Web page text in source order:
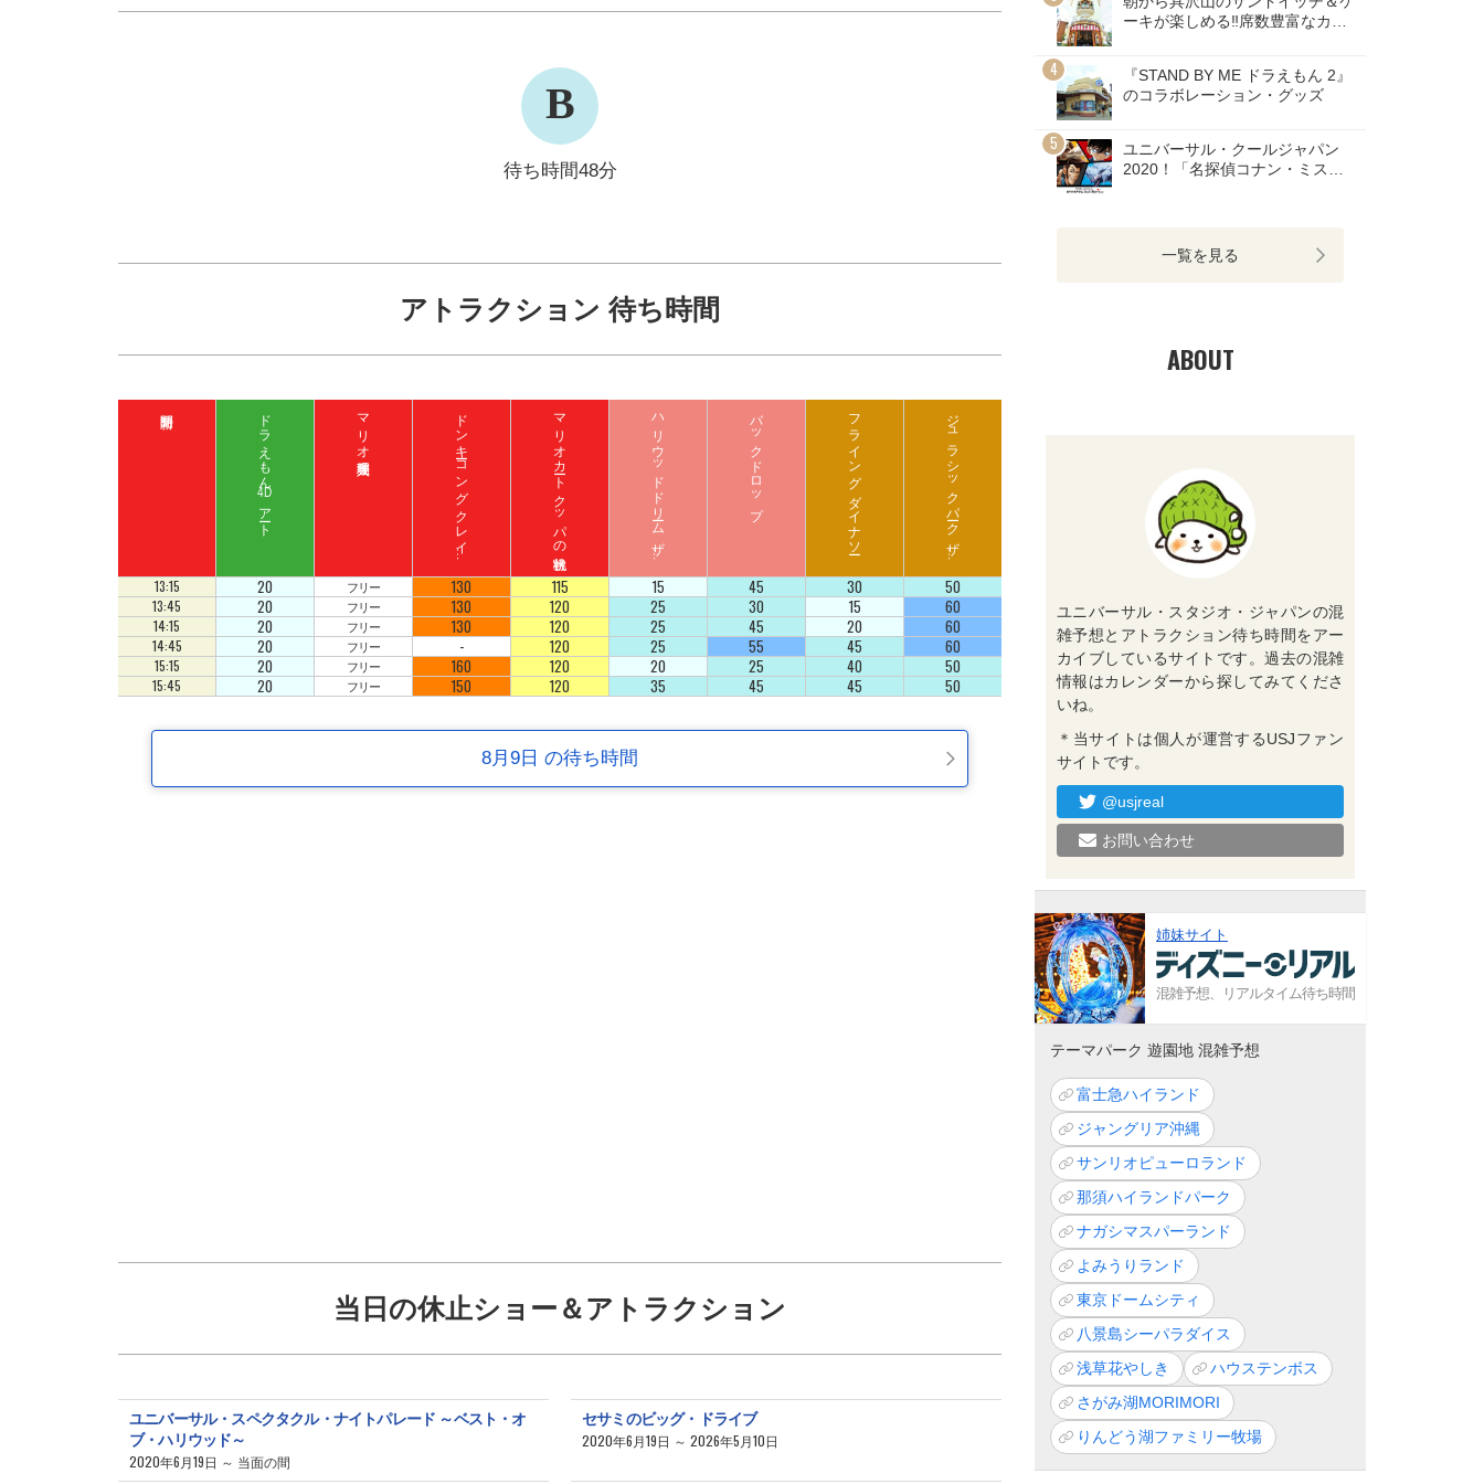
B
待ち時間48分
アトラクション 待ち時間
ドラえもん
4D
アート
マリオ入場整理券 ド
ン
キ
ーコ
ン
グ
ク
レ
イ
ジ
ート
ロ
ッ
コ
マリオカート クッパの挑戦状 ハ
リ
ウ
ッ
ド
ド
リ
ーム
ザ
ラ
イ
ド
バックドロップ フライング ダイナソー ジ
ュ
ラ
シ
ッ
ク
パ
ーク
ザ
ラ
イ
ド
13:15 20 フリー 130 115 15 45 30 50
13:45 20 フリー 130 120 25 30 15 60
14:15 20 フリー 130 120 25 45 20 60
14:45 20 フリー - 120 25 55 45 60
15:15 20 フリー 160 120 20 25 40 50
15:45 20 フリー 150 120 35 45 45 50
8月9日 の待ち時間
当日の休止ショー＆アトラクション
ユニバーサル・スペクタクル・ナイトパレード ～ベスト・オ
ブ・ハリウッド～
2020年6月19日 ～ 当面の間
セサミのビッグ・ドライブ
2020年6月19日 ～ 2026年5月10日
ーキが楽しめる‼席数豊富なカフ
『STAND BY ME ドラえもん 2』
のコラボレーション・グッズ
ユニバーサル・クールジャパン
2020！「名探偵コナン・ミステ
一覧を見る
ABOUT
ユニバーサル・スタジオ・ジャパンの混
雑予想とアトラクション待ち時間をアー
カイブしているサイトです。過去の混雑
情報はカレンダーから探してみてくださ
いね。
＊当サイトは個人が運営するUSJファン
サイトです。
@usjreal
お問い合わせ
姉妹サイト
混雑予想、リアルタイム待ち時間
テーマパーク 遊園地 混雑予想
富士急ハイランド
ジャングリア沖縄
サンリオピューロランド
那須ハイランドパーク
ナガシマスパーランド
よみうりランド
東京ドームシティ
八景島シーパラダイス
浅草花やしき
ハウステンボス
さがみ湖MORIMORI
りんどう湖ファミリー牧場